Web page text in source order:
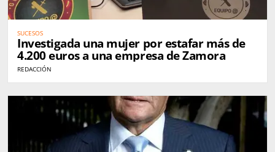
SUCESOS
Investigada una mujer por estafar más de
4.200 euros a una empresa de Zamora
REDACCIÓN